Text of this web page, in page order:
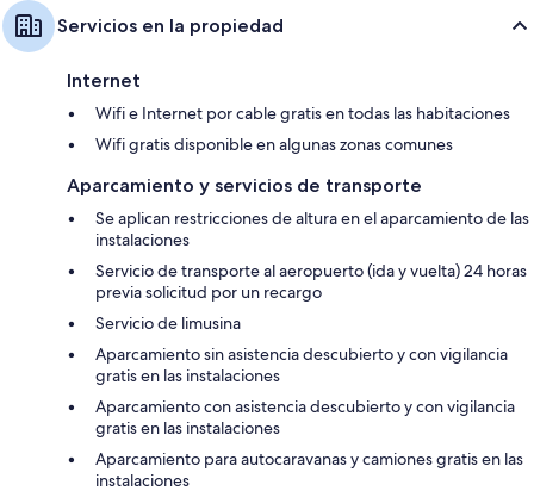
Servicios en la propiedad
Internet
Wifi e Internet por cable gratis en todas las habitaciones
Wifi gratis disponible en algunas zonas comunes
Aparcamiento y servicios de transporte
Se aplican restricciones de altura en el aparcamiento de las
instalaciones
Servicio de transporte al aeropuerto (ida y vuelta) 24 horas
previa solicitud por un recargo
Servicio de limusina
Aparcamiento sin asistencia descubierto y con vigilancia
gratis en las instalaciones
Aparcamiento con asistencia descubierto y con vigilancia
gratis en las instalaciones
Aparcamiento para autocaravanas y camiones gratis en las
instalaciones